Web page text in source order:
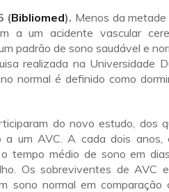
(Bibliomed). Menos da
a um acidente vascular
padrão de sono saudável e
realizada na Universidade
normal é definido como
do novo estudo, dos
a um AVC. A cada dois anos,
tempo médio de sono em
Os sobreviventes de AVC
sono normal em comparação